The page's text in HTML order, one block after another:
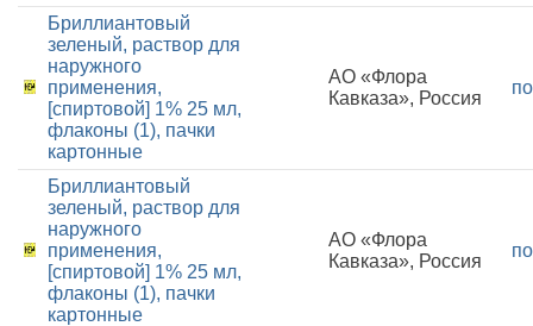
Бриллиантовый
зеленый, раствор для
наружного
применения,
[спиртовой] 1% 25 мл,
флаконы (1), пачки
картонные
АО «Флора
Кавказа», Россия
Бриллиантовый
зеленый, раствор для
наружного
применения,
[спиртовой] 1% 25 мл,
флаконы (1), пачки
картонные
АО «Флора
Кавказа», Россия